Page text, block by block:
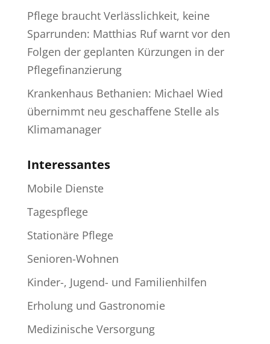
Pflege braucht Verlässlichkeit, keine
Sparrunden: Matthias Ruf warnt vor den
Folgen der geplanten Kürzungen in der
Pflegefinanzierung
Krankenhaus Bethanien: Michael Wied
übernimmt neu geschaffene Stelle als
Klimamanager
Interessantes
Mobile Dienste
Tagespflege
Stationäre Pflege
Senioren-Wohnen
Kinder-, Jugend- und Familienhilfen
Erholung und Gastronomie
Medizinische Versorgung